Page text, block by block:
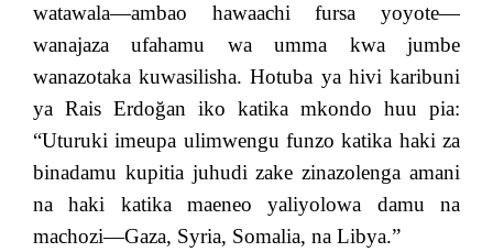
watawala—ambao hawaachi fursa yoyote—
wanajaza ufahamu wa umma kwa jumbe
wanazotaka kuwasilisha. Hotuba ya hivi karibuni
ya Rais Erdoğan iko katika mkondo huu pia:
“Uturuki imeupa ulimwengu funzo katika haki za
binadamu kupitia juhudi zake zinazolenga amani
na haki katika maeneo yaliyolowa damu na
machozi—Gaza, Syria, Somalia, na Libya.”